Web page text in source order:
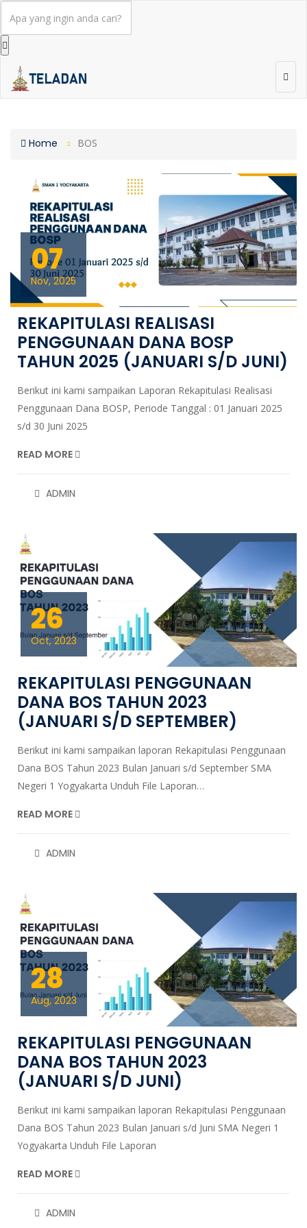
Home BOS
07
Nov, 2025
REKAPITULASI REALISASI
PENGGUNAAN DANA BOSP
TAHUN 2025 (JANUARI S/D JUNI)
Berikut ini kami sampaikan Laporan Rekapitulasi Realisasi
Penggunaan Dana BOSP, Periode Tanggal : 01 Januari 2025
s/d 30 Juni 2025
READ MORE
ADMIN
26
Oct, 2023
REKAPITULASI PENGGUNAAN
DANA BOS TAHUN 2023
(JANUARI S/D SEPTEMBER)
Berikut ini kami sampaikan laporan Rekapitulasi Penggunaan
Dana BOS Tahun 2023 Bulan Januari s/d September SMA
Negeri 1 Yogyakarta Unduh File Laporan…
READ MORE
ADMIN
28
Aug, 2023
REKAPITULASI PENGGUNAAN
DANA BOS TAHUN 2023
(JANUARI S/D JUNI)
Berikut ini kami sampaikan laporan Rekapitulasi Penggunaan
Dana BOS Tahun 2023 Bulan Januari s/d Juni SMA Negeri 1
Yogyakarta Unduh File Laporan
READ MORE
ADMIN
SEARCH
CATEGORY
BOS
APBD
Komite